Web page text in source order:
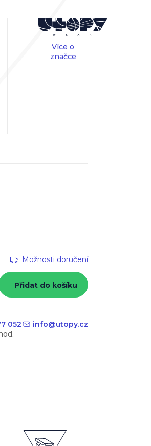
Více o
značce
Možnosti doručení
Přidat do košíku
052 info@utopy.cz